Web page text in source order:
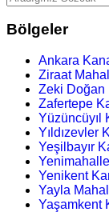
Bölgeler
Ankara
Ziraat
Zeki Doğan
Zafertepe
Yüzüncüyıl
Yıldızevler
Yeşilbayır
Yenikent
Yayla
Yaşamkent